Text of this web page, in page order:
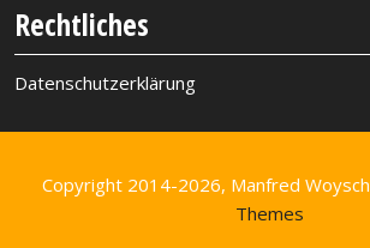
Rechtliches
Datenschutzerklärung
Copyright 2014-2026, Manfred
Themes